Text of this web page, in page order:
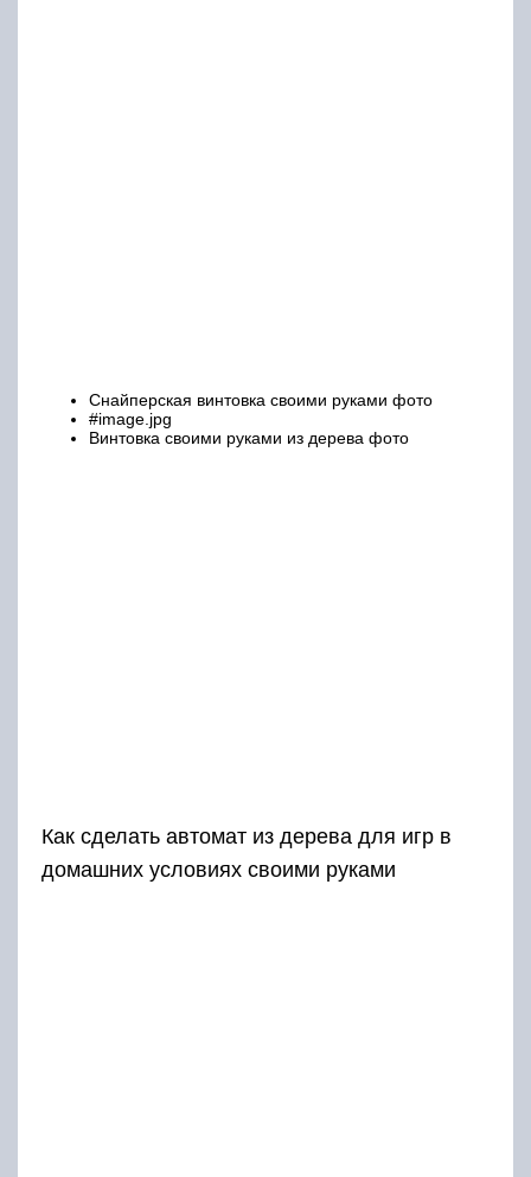
Снайперская винтовка своими руками фото
#image.jpg
Винтовка своими руками из дерева фото
Как сделать автомат из дерева для игр в
домашних условиях своими руками